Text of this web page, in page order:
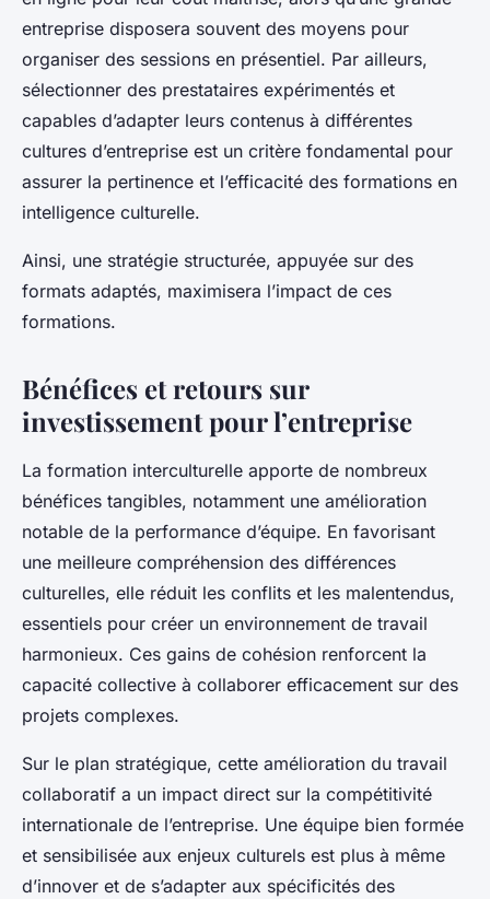
entreprise disposera souvent des moyens pour
organiser des sessions en présentiel. Par ailleurs,
sélectionner des prestataires expérimentés et
capables d’adapter leurs contenus à différentes
cultures d’entreprise est un critère fondamental pour
assurer la pertinence et l’efficacité des formations en
intelligence culturelle.
Ainsi, une stratégie structurée, appuyée sur des
formats adaptés, maximisera l’impact de ces
formations.
Bénéfices et retours sur
investissement pour l’entreprise
La formation interculturelle apporte de nombreux
bénéfices tangibles, notamment une amélioration
notable de la performance d’équipe. En favorisant
une meilleure compréhension des différences
culturelles, elle réduit les conflits et les malentendus,
essentiels pour créer un environnement de travail
harmonieux. Ces gains de cohésion renforcent la
capacité collective à collaborer efficacement sur des
projets complexes.
Sur le plan stratégique, cette amélioration du travail
collaboratif a un impact direct sur la compétitivité
internationale de l’entreprise. Une équipe bien formée
et sensibilisée aux enjeux culturels est plus à même
d’innover et de s’adapter aux spécificités des